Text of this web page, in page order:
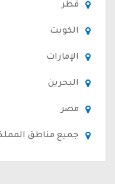
قطر
الكويت
الإمارات
البحرين
مصر
جميع مناطق